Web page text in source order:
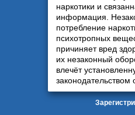
наркотики и
информация.
потребление
психотропных
причиняет вред
их незаконный
влечёт
законодательством